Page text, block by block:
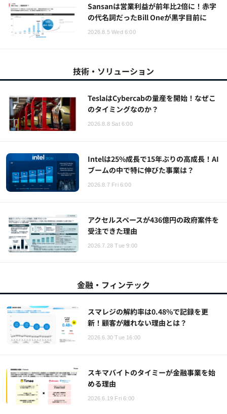
Sansanは営業利益が前年比2倍に！赤字
の代名詞だったBill Oneが黒字目前に
2026.8.5 Wed 6:00
技術・ソリューション
TeslaはCybercabの量産を開始！なぜこ
のタイミングなのか？
2026.8.8 Sat 6:00
Intelは25%成長で15年ぶりの高成長！AI
ブームの中で特に伸びた事業は？
2026.8.7 Fri 6:00
アクセルスペースが436億円の政府案件を
受注できた理由
2026.7.28 Tue 9:00
金融・フィンテック
スマレジの解約率は0.48%で記録を更
新！顧客が離れない理由とは？
2026.6.30 Tue 16:00
スキマバイトのタイミーが金融事業を始
める理由
2026.6.19 Fri 6:00